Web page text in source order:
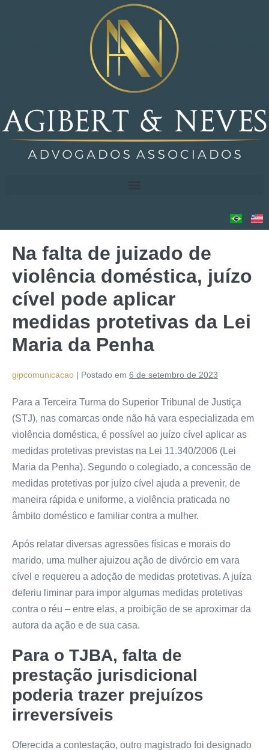
Na falta de juizado de
violência doméstica, juízo
cível pode aplicar
medidas protetivas da Lei
Maria da Penha
gipcomunicacao | Postado em 6 de setembro de 2023
Para a Terceira Turma do Superior Tribunal de Justiça
(STJ), nas comarcas onde não há vara especializada em
violência doméstica, é possível ao juízo cível aplicar as
medidas protetivas previstas na Lei 11.340/2006 (Lei
Maria da Penha). Segundo o colegiado, a concessão de
medidas protetivas por juízo cível ajuda a prevenir, de
maneira rápida e uniforme, a violência praticada no
âmbito doméstico e familiar contra a mulher.
Após relatar diversas agressões físicas e morais do
marido, uma mulher ajuizou ação de divórcio em vara
cível e requereu a adoção de medidas protetivas. A juíza
deferiu liminar para impor algumas medidas protetivas
contra o réu – entre elas, a proibição de se aproximar da
autora da ação e de sua casa.
Para o TJBA, falta de
prestação jurisdicional
poderia trazer prejuízos
irreversíveis
Oferecida a contestação, outro magistrado foi designado